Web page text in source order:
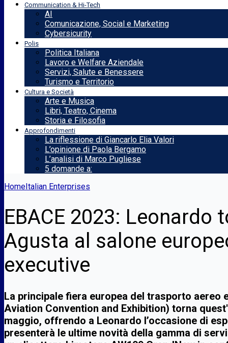
Communication & Hi-Tech
AI
Comunicazione, Social e Marketing
Cybersicurity
Polis
Politica Italiana
Lavoro e Welfare Aziendale
Servizi, Salute e Benessere
Turismo e Territorio
Cultura e Società
Arte e Musica
Libri, Teatro, Cinema
Storia e Filosofia
Approfondimenti
La riflessione di Giancarlo Elia Valori
L’opinione di Paola Bergamo
L’analisi di Marco Pugliese
5 domande a:
HomeItalian Enterprises
EBACE 2023:
Agusta al salone
executive
La principale fiera europea del trasporto aereo
Aviation Convention and Exhibition) torna
maggio, offrendo a Leonardo l’occasione di
presenterà le ultime novità della gamma di